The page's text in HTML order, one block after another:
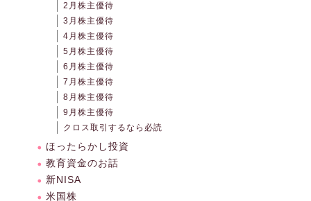
2月株主優待
3月株主優待
4月株主優待
5月株主優待
6月株主優待
7月株主優待
8月株主優待
9月株主優待
クロス取引するなら必読
ほったらかし投資
教育資金のお話
新NISA
米国株